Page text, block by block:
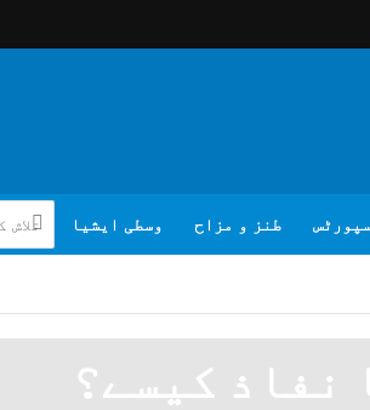
طنز و مزاح وسطی ایشیا
نفاذ کیسے؟